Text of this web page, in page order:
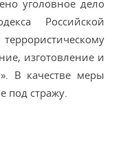
уголовное дело
Российской
изготовление и
В качестве меры
под стражу.